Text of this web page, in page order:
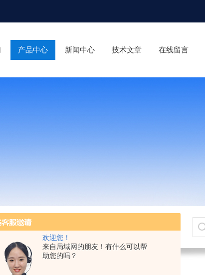
欢迎您！
来自局域网的朋友！有什么可以帮
助您的吗？
产品中心 新闻中心 技术文章 在线留言
计,压力变送器
计_kewill